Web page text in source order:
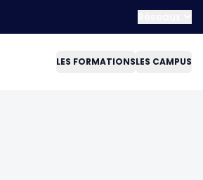
LES FORMATIONSLES CAMPUS